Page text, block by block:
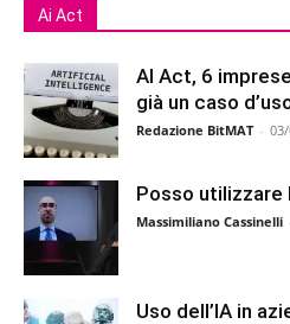
Ai Act
AI Act, 6
già un caso
Redazione BitMAT -
Posso utilizzare
Massimiliano Cassinelli
Uso dell’IA in